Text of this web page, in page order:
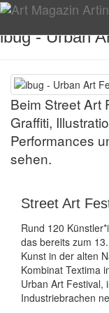
ibug - Urban
Beim Street Art
Graffiti,
Performances
sehen.
Street Art
Rund 120
das bereits zum
Kunst in der alten
Kombinat Textima
Urban Art Festival,
Industriebrachen